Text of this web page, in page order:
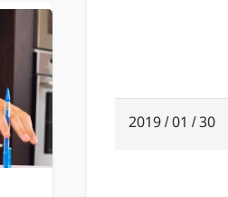
30 / 01 / 2019